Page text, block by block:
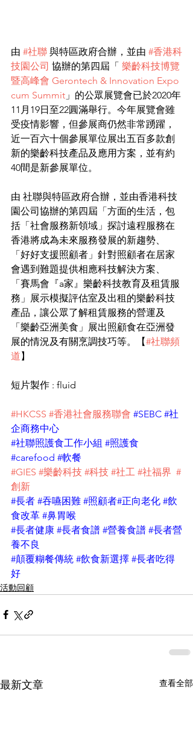
由 #社聯 與特區政府合辦，並由 #香港科
技園公司 協辦的第四屆「 樂齡科技博覽
暨高峰會 Gerontech & Innovation Expo
cum Summit 」的公眾展覽會已於2020年
11月19日至22圓滿舉行。今年展覽會雖
受疫情影響，但參展商仍然非常踴躍，
近一百六十個參展單位展出五百多款創
新的樂齡科技產品及應用方案，並有約
40間是新參展單位。
由 社聯與特區政府合辦，並由香港科技
園公司協辦的第四屆「方面的生活，包
括「社會服務新領域」探討遠程服務在
香港將成為未來服務發展的新趨勢、
「好好支援照顧者」針對照顧者在居家
會遇到難題提供相應科技解決方案、
「賽馬會『a家』樂齡科技教育及租賃服
務」展示模擬評估室及出租的樂齡科技
產品，讓公眾了解租賃服務的營運及
「樂齡亞洲美食」展出照顧食在亞洲發
展的情況及有關烹調技巧等。【#社聯頻
道】
短片製作 : fluid
#HKCSS #香港社會服務聯會 #SEBC #社
企商務中心
#社聯照護食工作小組 #照護食
#carefood #軟餐
#GIES #樂齡科技 #科技 #社工 #社福界 #
創新
#長者 #吞嚥困難 #照顧者#正向老化 #飲
食改革 #鼻胃喉
#長者健康 #長者食譜 #營養食譜 #長者營
養不良
#顛覆糊餐傳統 #飲食新選擇 #長者吃得
好
活動回顧
最新文章 查看全部